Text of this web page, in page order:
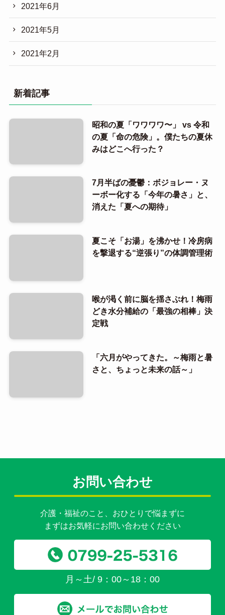
2021年6月
2021年5月
2021年2月
新着記事
昭和の夏「ワワワワ〜」 vs 令和
の夏「命の危険」。僕たちの夏休
みはどこへ行った？
7月半ばの憂鬱：ボジョレー・ヌ
ーボー化する「今年の暑さ」と、
消えた「夏への期待」
夏こそ「お湯」を沸かせ！冷房病
を撃退する“逆張り”の体調管理術
喉が渇く前に脳を揺さぶれ！梅雨
どき水分補給の「最強の相棒」決
定戦
「六月がやってきた。～梅雨と暑
さと、ちょっと未来の話～」
お問い合わせ
介護・福祉のこと、おひとりで悩まずに
まずはお気軽にお問い合わせください
月～土/ 9：00～18：00